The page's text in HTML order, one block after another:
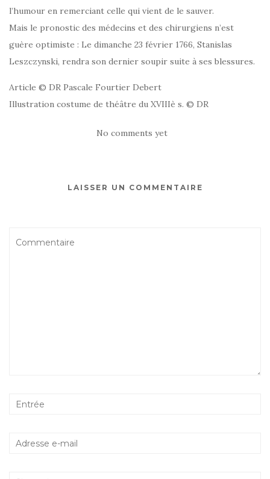
l’humour en remerciant celle qui vient de le sauver.
Mais le pronostic des médecins et des chirurgiens n’est
guère optimiste : Le dimanche 23 février 1766, Stanislas
Leszczynski, rendra son dernier soupir suite à ses blessures.
Article © DR Pascale Fourtier Debert
Illustration costume de théâtre du XVIIIè s. © DR
No comments yet
LAISSER UN COMMENTAIRE